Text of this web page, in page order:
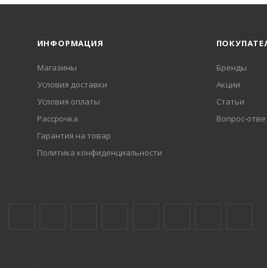
ИНФОРМАЦИЯ
Магазины
Условия доставки
Условия оплаты
Рассрочка
Гарантия на товар
Политика конфиденциальности
Бренды
Акции
Статьи
Вопрос-